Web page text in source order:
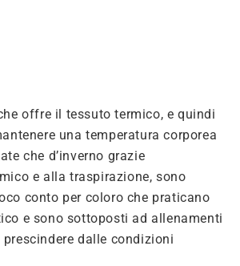
offre il tessuto termico, e quindi
una temperatura corporea
che d’inverno grazie
e alla traspirazione, sono
conto per coloro che praticano
e sono sottoposti ad allenamenti
dalle condizioni